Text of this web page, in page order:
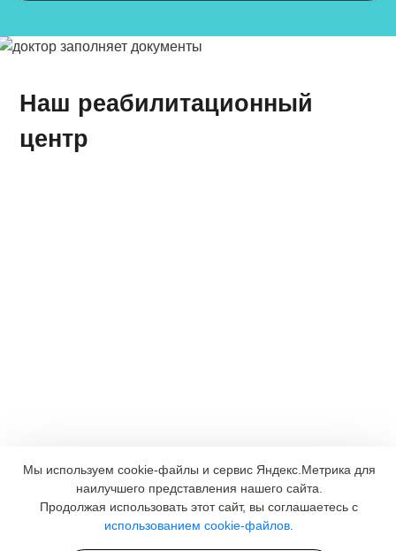
Наш реабилитационный
центр
Мы используем cookie-файлы и сервис Яндекс.Метрика для
наилучшего представления нашего сайта.
Продолжая использовать этот сайт, вы соглашаетесь с
использованием cookie-файлов.